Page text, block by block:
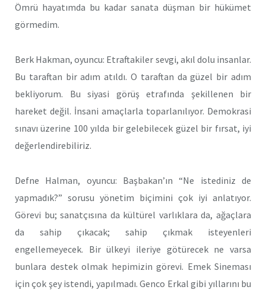
Ömrü hayatımda bu kadar sanata düşman bir hükümet
görmedim.
Berk Hakman, oyuncu: Etraftakiler sevgi, akıl dolu insanlar.
Bu taraftan bir adım atıldı. O taraftan da güzel bir adım
bekliyorum. Bu siyasi görüş etrafında şekillenen bir
hareket değil. İnsani amaçlarla toparlanılıyor. Demokrasi
sınavı üzerine 100 yılda bir gelebilecek güzel bir fırsat, iyi
değerlendirebiliriz.
Defne Halman, oyuncu: Başbakan’ın “Ne istediniz de
yapmadık?” sorusu yönetim biçimini çok iyi anlatıyor.
Görevi bu; sanatçısına da kültürel varlıklara da, ağaçlara
da sahip çıkacak; sahip çıkmak isteyenleri
engellemeyecek. Bir ülkeyi ileriye götürecek ne varsa
bunlara destek olmak hepimizin görevi. Emek Sineması
için çok şey istendi, yapılmadı. Genco Erkal gibi yıllarını bu